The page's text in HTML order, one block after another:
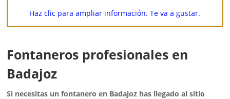
Haz clic para ampliar información. Te va a gustar.
Fontaneros profesionales en
Badajoz
Si necesitas un fontanero en Badajoz has llegado al sitio